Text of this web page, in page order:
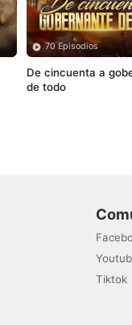
70 Episodios
De cincuenta a
de todo
Tiktok